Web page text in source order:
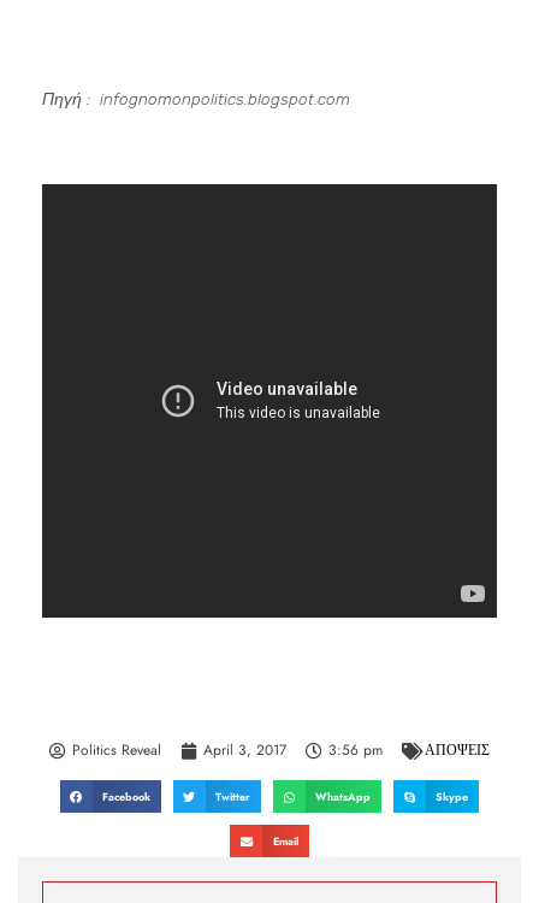
Πηγή : infognomonpolitics.blogspot.com
Politics Reveal April 3, 2017 3:56 pm ΑΠΟΨΕΙΣ
Facebook Twitter WhatsApp Skype
Email